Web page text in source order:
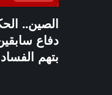
الصين..
دفاع
بتهم الفساد